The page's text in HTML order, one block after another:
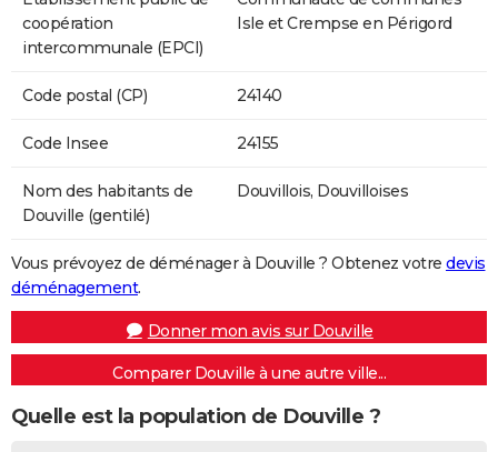
coopération
intercommunale (EPCI)
Isle et Crempse en Périgord
Code postal (CP) 24140
Code Insee 24155
Nom des habitants de
Douville (gentilé)
Douvillois, Douvilloises
Vous prévoyez de déménager à Douville ? Obtenez votre devis
déménagement.
Donner mon avis sur Douville
Comparer Douville à une autre ville...
Quelle est la population de Douville ?